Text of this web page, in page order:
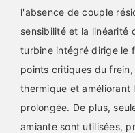
l'absence de couple
sensibilité et la linéarité
turbine intégré dirige le
points critiques du
thermique et améliorant
prolongée. De plus,
amiante sont utilisées,